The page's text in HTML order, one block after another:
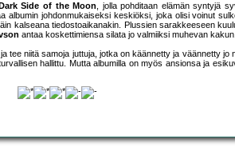
Side of the Moon, jolla pohditaan elämän syntyjä
johdonmukaiseksi keskiöksi, joka olisi voinut
kalseana tiedostoaikanakin. Plussien sarakkeeseen
antaa koskettimiensa silata jo valmiiksi muhevan kakun.
tee niitä samoja juttuja, jotka on käännetty ja väännetty jo
hallittu. Mutta albumilla on myös ansionsa ja